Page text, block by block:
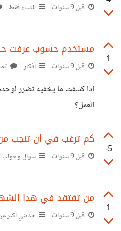
قبل 9 سنوات للنساء فقط
1
مستخدم حسوب عرفت
قبل 9 سنوات أفكار
إدا كشفت ما يخفيه تضرر
العمل؟
-5
كم ترغب في أن تنجب من
قبل 9 سنوات سؤال وجواب
1
من تفتقد في هدا
قبل 9 سنوات حدثني أكثر